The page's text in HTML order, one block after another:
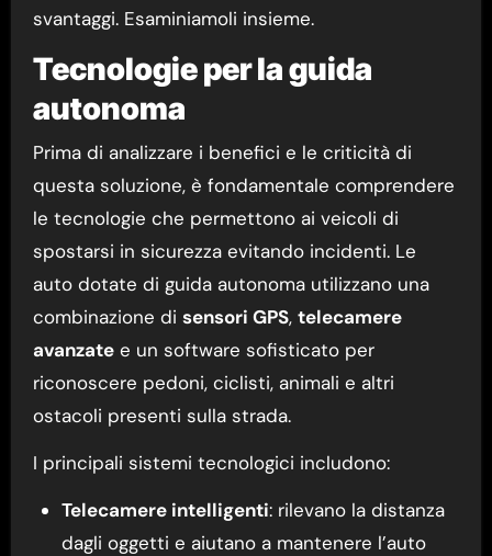
svantaggi. Esaminiamoli insieme.
Tecnologie per la guida
autonoma
Prima di analizzare i benefici e le criticità di
questa soluzione, è fondamentale comprendere
le tecnologie che permettono ai veicoli di
spostarsi in sicurezza evitando incidenti. Le
auto dotate di guida autonoma utilizzano una
combinazione di sensori GPS, telecamere
avanzatee un software sofisticato per
riconoscere pedoni, ciclisti, animali e altri
ostacoli presenti sulla strada.
I principali sistemi tecnologici includono:
Telecamere intelligenti: rilevano la distanza
dagli oggetti e aiutano a mantenere l’auto